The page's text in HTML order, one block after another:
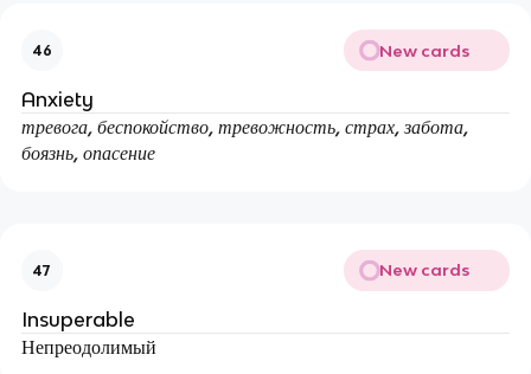
46 New cards
Anxiety
тревога, беспокойство, тревожность, страх, забота,
боязнь, опасение
47 New cards
Insuperable
Непреодолимый